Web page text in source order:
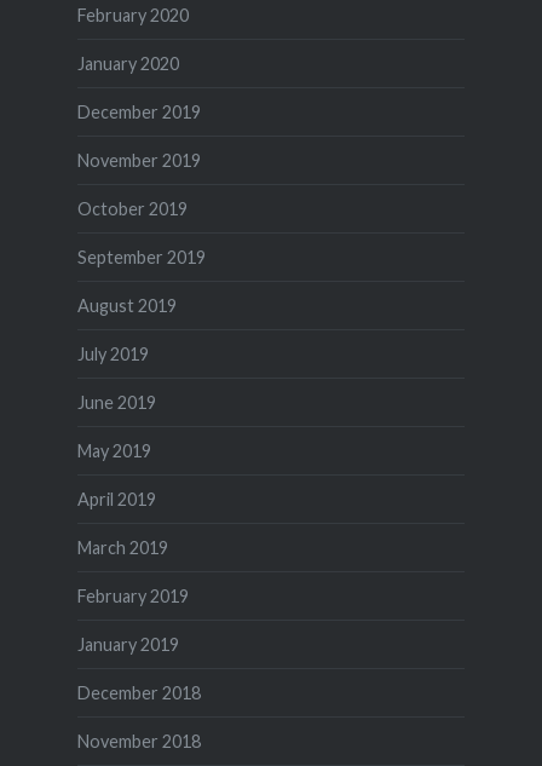
February 2020
January 2020
December 2019
November 2019
October 2019
September 2019
August 2019
July 2019
June 2019
May 2019
April 2019
March 2019
February 2019
January 2019
December 2018
November 2018